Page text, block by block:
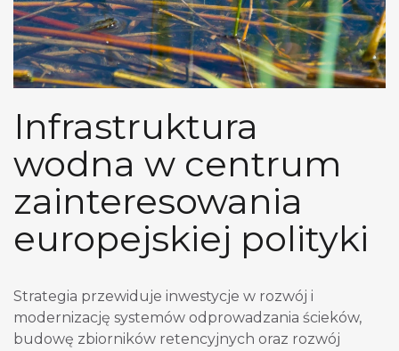
Infrastruktura
wodna w centrum
zainteresowania
europejskiej polityki
Strategia przewiduje inwestycje w rozwój i
modernizację systemów odprowadzania ścieków,
budowę zbiorników retencyjnych oraz rozwój